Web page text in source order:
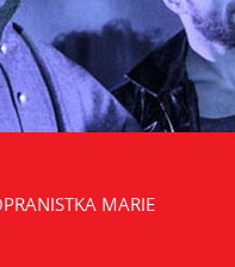
MARIE